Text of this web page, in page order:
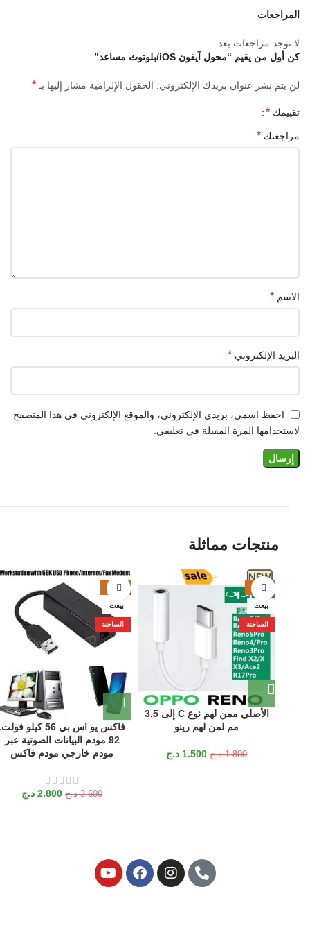
المراجعات
لا توجد مراجعات بعد.
كن أول من يقيم “محول آيفون iOS/بلوتوث مساعد”
لن يتم نشر عنوان بريدك الإلكتروني. الحقول الإلزامية مشار إليها بـ*
تقييمك *
مراجعتك *
الاسم *
البريد الإلكتروني *
احفظ اسمي، بريدي الإلكتروني، والموقع الإلكتروني في هذا المتصفح
لاستخدامها المرة المقبلة في تعليقي.
منتجات مماثلة
-17%
بيعت
الساخنة
الأصلي ممن لهم نوع C إلى 3,5
مم لمن لهم رينو
1.800 د.ج 1.500 د.ج
-22%
بيعت
الساخنة
فاكس يو اس بي 56 كيلو
92 مودم البيانات الصوتية عبر
مودم خارجي مودم فاكس
3.600 د.ج 2.800 د.ج